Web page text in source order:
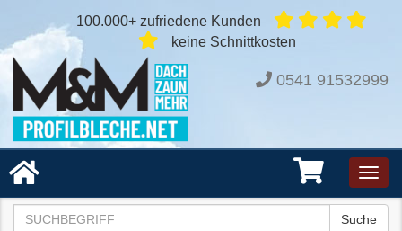
100.000+ zufriedene Kunden
keine Schnittkosten
0541 91532999
Suche